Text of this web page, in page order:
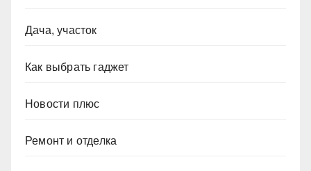
Дача, участок
Как выбрать гаджет
Новости плюс
Ремонт и отделка